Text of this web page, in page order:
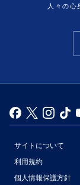
人々の心
サイトについて
利用規約
個人情報保護方針